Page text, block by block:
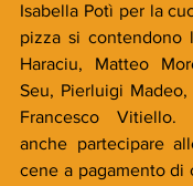
Isabella Potì per la
pizza si contendono
Haraciu, Matteo
Seu, Pierluigi
Francesco
anche partecipare
cene a pagamento di